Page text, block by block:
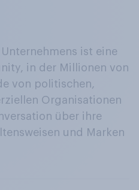
ist eine
in der Millionen von
von politischen,
Organisationen
über ihre
und Marken